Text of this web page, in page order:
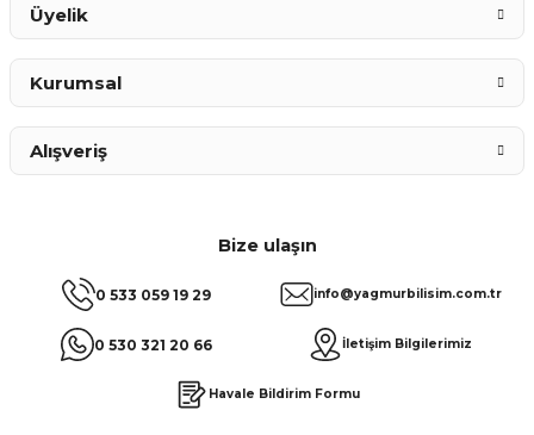
Bize ulaşın
0 533 059 19 29
0 530 321 20 66
info@yagmurbilisim.com.tr
İletişim Bilgilerimiz
Havale Bildirim Formu
Üyelik
Kurumsal
Alışveriş